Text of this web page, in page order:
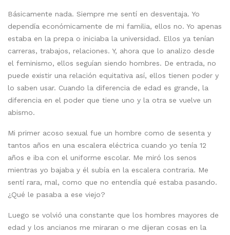
Básicamente nada. Siempre me sentí en desventaja. Yo
dependía económicamente de mi familia, ellos no. Yo apenas
estaba en la prepa o iniciaba la universidad. Ellos ya tenían
carreras, trabajos, relaciones. Y, ahora que lo analizo desde
el feminismo, ellos seguían siendo hombres. De entrada, no
puede existir una relación equitativa así, ellos tienen poder y
lo saben usar. Cuando la diferencia de edad es grande, la
diferencia en el poder que tiene uno y la otra se vuelve un
abismo.
Mi primer acoso sexual fue un hombre como de sesenta y
tantos años en una escalera eléctrica cuando yo tenía 12
años e iba con el uniforme escolar. Me miró los senos
mientras yo bajaba y él subía en la escalera contraria. Me
sentí rara, mal, como que no entendía qué estaba pasando.
¿Qué le pasaba a ese viejo?
Luego se volvió una constante que los hombres mayores de
edad y los ancianos me miraran o me dijeran cosas en la